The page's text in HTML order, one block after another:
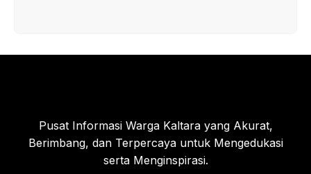
Pusat Informasi Warga Kaltara yang Akurat,
Berimbang, dan Terpercaya untuk Mengedukasi
serta Menginspirasi.